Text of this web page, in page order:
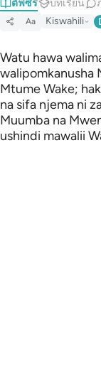
ตัฟซีร บทเรียน
Aa Kiswahili
Watu hawa
walipomkanusha
Mtume Wake;
na sifa njema ni
Muumba na
ushindi mawalii